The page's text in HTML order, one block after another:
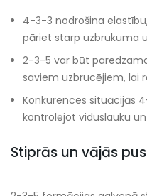
4-3-3 nodrošina
pāriet starp uzbrukuma
2-3-5 var būt
saviem uzbrucējiem, lai
Konkurences situācijās
kontrolējot viduslauku
Stiprās un vājās